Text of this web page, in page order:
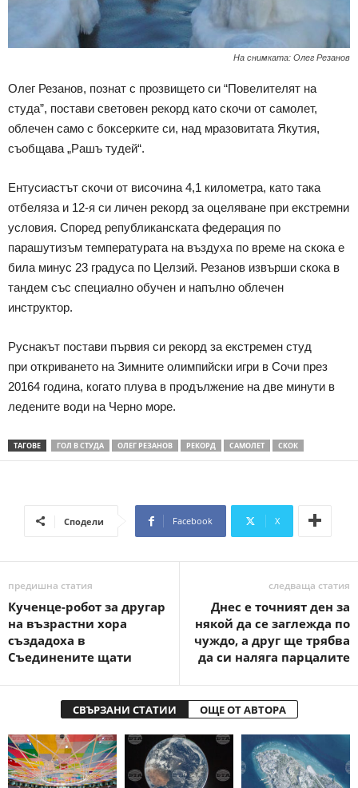
На снимката: Олег Резанов
Олег Резанов, познат с прозвището си “Повелителят на
студа”, постави световен рекорд като скочи от самолет,
облечен само с боксерките си, над мразовитата Якутия,
съобщава „Рашъ тудей“.
Ентусиастът скочи от височина 4,1 километра, като така
отбеляза и 12-я си личен рекорд за оцеляване при екстремни
условия. Според републиканската федерация по
парашутизъм температурата на въздуха по време на скока е
била минус 23 градуса по Целзий. Резанов извърши скока в
тандем със специално обучен и напълно облечен
инструктор.
Руснакът постави първия си рекорд за екстремен студ
при откриването на Зимните олимпийски игри в Сочи през
20164 година, когато плува в продължение на две минути в
ледените води на Черно море.
ТАГОВЕ ГОЛ В СТУДА ОЛЕГ РЕЗАНОВ РЕКОРД САМОЛЕТ СКОК
Сподели Facebook X
предишна статия
Кученце-робот за другар
на възрастни хора
създадоха в
Съединените щати
следваща статия
Днес е точният ден за
някой да се заглежда по
чуждо, а друг ще трябва
да си наляга парцалите
СВЪРЗАНИ СТАТИИ ОЩЕ ОТ АВТОРА